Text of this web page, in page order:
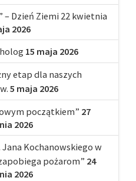
– Dzień Ziemi 22 kwietnia
2026
15 maja 2026
etap dla naszych
5 maja 2026
początkiem” 27
2026
Jana Kochanowskiego w
pożarom” 24
2026